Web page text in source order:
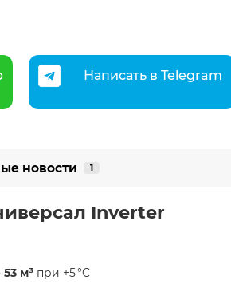
Написать в Telegram
новости 1
Inverter
53 м³ при +5 °C